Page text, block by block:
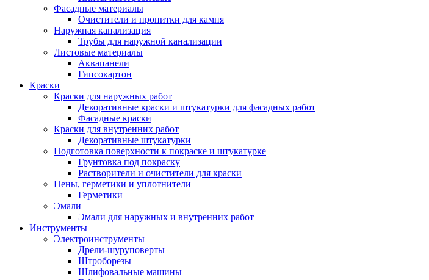
Фасадные материалы
Очистители и пропитки для камня
Наружная канализация
Трубы для наружной канализации
Листовые материалы
Аквапанели
Гипсокартон
Краски
Краски для наружных работ
Декоративные краски и штукатурки для фасадных работ
Фасадные краски
Краски для внутренних работ
Декоративные штукатурки
Подготовка поверхности к покраске и штукатурке
Грунтовка под покраску
Растворители и очистители для краски
Пены, герметики и уплотнители
Герметики
Эмали
Эмали для наружных и внутренних работ
Инструменты
Электроинструменты
Дрели-шуруповерты
Штроборезы
Шлифовальные машины